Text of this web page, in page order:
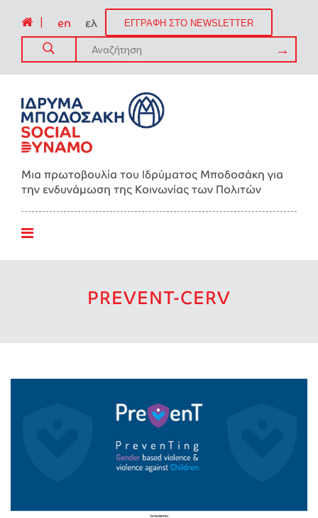
en ελ ΕΓΓΡΑΦΗ ΣΤΟ NEWSLETTER
Μια πρωτοβουλία του Ιδρύματος Μποδοσάκη για
την ενδυνάμωση της Kοινωνίας των Πολιτών
PREVENT-CERV